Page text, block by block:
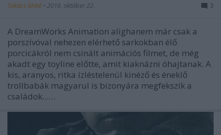
Takács Máté • 2016. október 22. 3
A DreamWorks Animation alighanem már csak a
porszívóval nehezen elérhető sarkokban élő
porcicákról nem csinált animációs filmet, de még
akadt egy toyline előtte, amit kiaknázni óhajtanak. A
kis, aranyos, ritka ízléstelenül kinéző és éneklő
trollbabák magyarul is bizonyára megfekszik a
családok...…